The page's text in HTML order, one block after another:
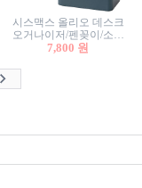
시스맥스 올리오 데스크
오거나이저/펜꽂이/소품
꽂이/소품함/정리함/수납
7,800 원